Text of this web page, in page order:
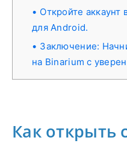
Откройте
для Android.
Заключение:
на Binarium с
Как открыть